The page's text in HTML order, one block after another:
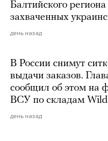
Балтийского
захваченных
день назад
В России снимут
выдачи заказов.
сообщил об этом на
ВСУ по складам
день назад